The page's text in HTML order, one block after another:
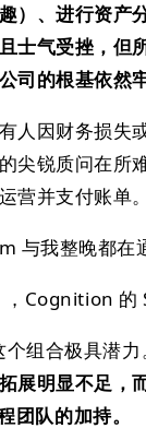
）、进行资产
士气受挫，但
的根基依然牢
人因财务损失
尖锐质问在所
营并支付账单。
与我整晚都在
Cognition
组合极具潜力
展明显不足，
队的加持。